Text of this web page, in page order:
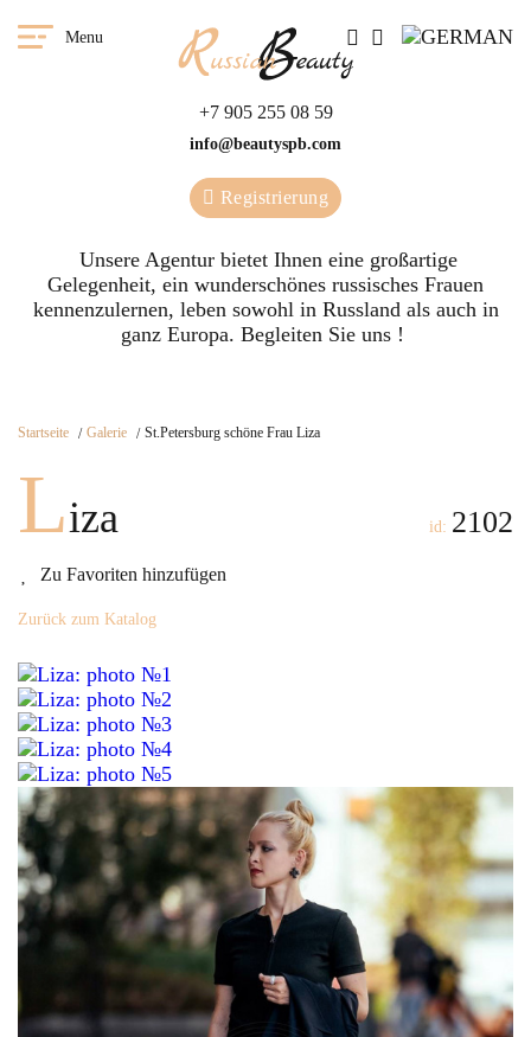
Menu
+7 905 255 08 59
info@beautyspb.com
Registrierung
Unsere Agentur bietet Ihnen eine großartige
Gelegenheit, ein wunderschönes russisches Frauen
kennenzulernen, leben sowohl in Russland als auch in
ganz Europa. Begleiten Sie uns !
Startseite Galerie St.Petersburg schöne Frau Liza
Liza
Zu Favoriten hinzufügen
id: 2102
Zurück zum Katalog